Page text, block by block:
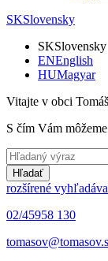
SKSlovensky
SKSlovensky
ENEnglish
HUMagyar
Vitajte v obci
S čím Vám
Hľadať
rozšírené
02/45958 130